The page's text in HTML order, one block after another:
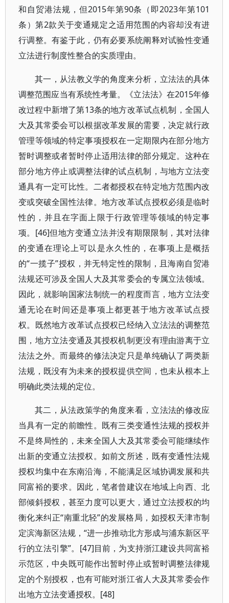
和自贸港法规，但2015年第90条（即2023年第101
条）第2款关于变通规定之适用范围的内容却没有进
行调整。有鉴于此，仍有必要系统阐释对试验性变通
立法进行制度性整合的实质理由。
其一，从法教义学的角度来分析，立法法的具体
调整范围应当有系统性考量。《立法法》在2015年修
改过程中新增了第13条的地方改革试点机制，全国人
大及其常委会可以根据改革发展的需要，决定就行政
管理等领域的特定事项授权在一定期限内在部分地方
暂时调整或者暂时停止适用法律的部分规定。这种在
部分地方停止或调整法律的试点机制，与地方立法变
通具有一定可比性。二者都授权在特定地方范围内改
变或突破全国性法律。地方改革试点授权必须是临时
性的，并且在字面上限于行政管理等领域的特定事
项。[46]但地方变通立法并没有期限限制，其对法律
的变通在理论上可以是永久性的，在事项上是概括
的“一揽子”授权，并无特定性的限制，且海南自贸港
法规还可涉及全国人大及其常委会的专属立法领域。
因此，就影响国家法制统一的程度而言，地方立法变
通无论在时间还是事项上都更甚于地方改革试点授
权。既然地方改革试点授权已经纳入立法法的调整范
围，地方立法变通及其授权机制更没有理由游离于立
法法之外。而最终的修法决定只是单纯确认了两类新
法规，既没有为未来的授权提供空间，也未从根本上
明确此类法规的定位。
其二，从法政策学的角度来看，立法法的修改应
当具有一定的前瞻性。既有三类变通性法规的授权并
不是终局性的，未来全国人大及其常委会可能继续作
出新的变通立法授权。如前文所述，既有变通性法规
授权均集中在东南沿海，不能满足区域协调发展和共
同富裕的要求。因此，笔者曾建议在地域上向西、北
部倾斜授权，甚至力度可以更大，通过立法授权的均
衡化来纠正“南重北轻”的发展格局，如授权天津市制
定滨海新区法规，“进一步推动北方形成与浦东新区平
行的立法引擎”。[47]目前，为支持浙江建设共同富裕
示范区，中央既可能作出暂时停止或暂时调整法律规
定的个别授权，也有可能对浙江省人大及其常委会作
出地方立法变通授权。[48]